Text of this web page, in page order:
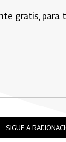
gratis, para
SIGUE A